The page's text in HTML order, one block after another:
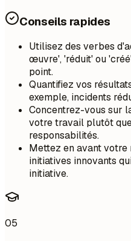
Conseils rapides
Utilisez des verbes
œuvre', 'réduit' ou
point.
Quantifiez vos
exemple, incidents
Concentrez-vous sur
votre travail plutôt
responsabilités.
Mettez en avant votre
initiatives innovants
initiative.
05